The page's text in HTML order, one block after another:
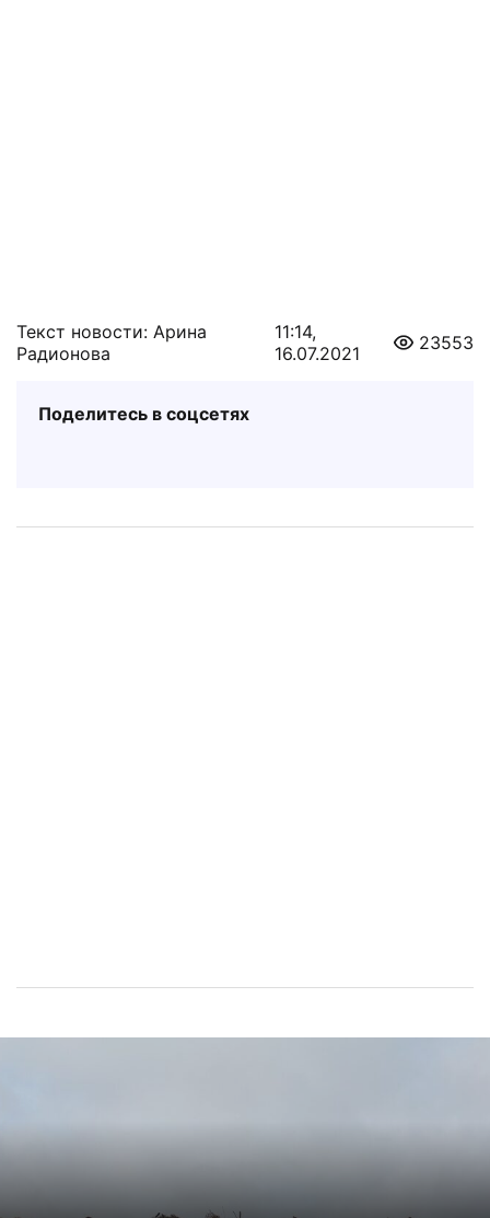
Текст новости: Арина
Радионова
11:14,
16.07.2021
23553
Поделитесь в соцсетях